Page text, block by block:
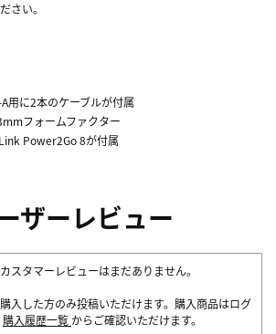
さい。
用に2本のケーブルが付属
フォームファクター
Power2Go 8が付属
ザーレビュー
スタマーレビューはまだありません。
入した方のみ投稿いただけます。購入商品はログ
購入履歴一覧 からご確認いただけます。